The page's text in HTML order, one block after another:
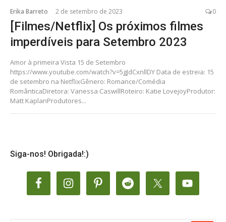
Erika Barreto 2 de setembro de 2023 0
[Filmes/Netflix] Os próximos filmes
imperdíveis para Setembro 2023
Amor à primeira Vista 15 de Setembro
https://www.youtube.com/watch?v=5gJdCxnllDY Data de estreia: 15
de setembro na NetflixGênero: Romance/Comédia
RomânticaDiretora: Vanessa CaswillRoteiro: Katie LovejoyProdutor:
Matt KaplanProdutores...
Siga-nos! Obrigada!:)